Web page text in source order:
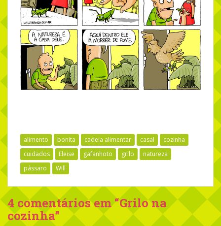
alimento bonita cadeia alimentar casal
cozinha
cuidados
Eleise gafanhoto grilo
natureza
pássaro
Will
4 comentários em “Grilo na
cozinha”